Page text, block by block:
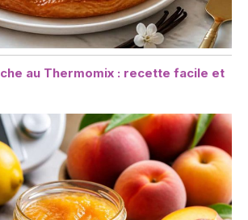
au Thermomix : recette facile et